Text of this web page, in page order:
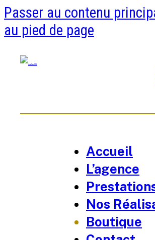
Passer au contenu
au pied de page
Accueil
L’agence
Nos
Boutique